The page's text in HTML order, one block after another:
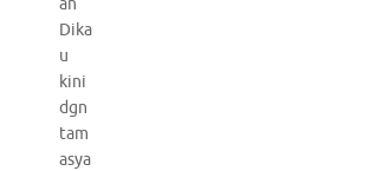
an
Dika
u
kini
dgn
tam
asya